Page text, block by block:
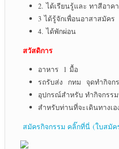
2. ได้เรียนรู้และ ทาสีอาค
3 ได้รู้จักเพื่อนอาสาสมัคร
4. ได้พักผ่อน
สวัสดิการ
อาหาร 1 มื้อ
รถรับส่ง กทม จุดทำกิจก
อุปกรณ์สำหรับ ทำกิจกรร
สำหรับท่านที่จะเดินทางเ
สมัครกิจกรรม คลิ๊กที่นี่ (ใบสมัค